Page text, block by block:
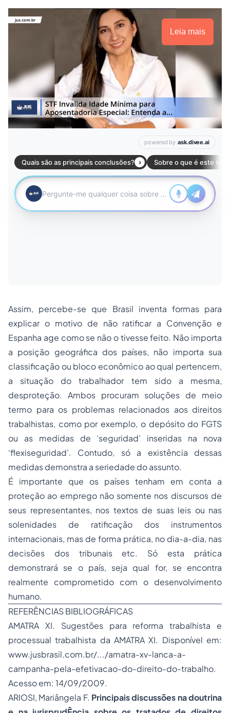
Leia mais
Assim, percebe-se que Brasil inventa formas para
explicar o motivo de não ratificar a Convenção e
Espanha age como se não o tivesse feito. Não importa
a posição geográfica dos países, não importa sua
classificação ou bloco econômico ao qual pertencem,
a situação do trabalhador tem sido a mesma,
desproteção. Ambos procuram soluções de meio
termo para os problemas relacionados aos direitos
trabalhistas, como por exemplo, o depósito do FGTS
ou as medidas de ‘seguridad’ inseridas na nova
‘flexiseguridad’. Contudo, só a existência dessas
medidas demonstra a seriedade do assunto.
É importante que os países tenham em conta a
proteção ao emprego não somente nos discursos de
seus representantes, nos textos de suas leis ou nas
solenidades de ratificação dos instrumentos
internacionais, mas de forma prática, no dia-a-dia, nas
decisões dos tribunais etc. Só esta prática
demonstrará se o país, seja qual for, se encontra
realmente comprometido com o desenvolvimento
humano.
REFERÊNCIAS BIBLIOGRÁFICAS
AMATRA XI. Sugestões para reforma trabalhista e
processual trabalhista da AMATRA XI. Disponível em:
www.jusbrasil.com.br/.../amatra-xv-lanca-a-
campanha-pela-efetivacao-do-direito-do-trabalho.
Acesso em: 14/09/2009.
ARIOSI, Mariângela F. Principais discussões na doutrina